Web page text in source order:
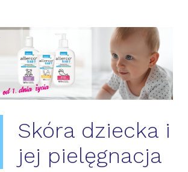
Skóra dziecka i
jej pielęgnacja